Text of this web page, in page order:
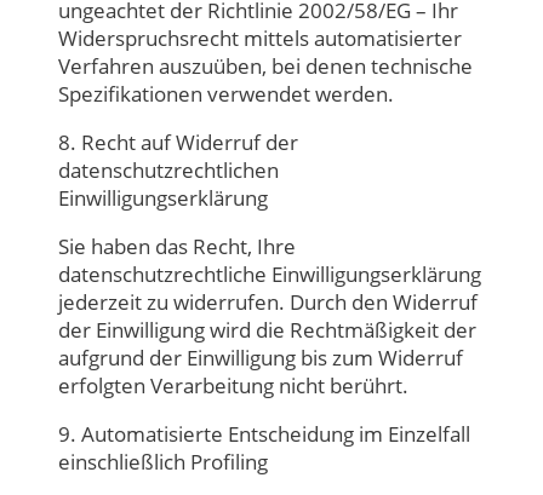
ungeachtet der Richtlinie 2002/58/EG – Ihr
Widerspruchsrecht mittels automatisierter
Verfahren auszuüben, bei denen technische
Spezifikationen verwendet werden.
8. Recht auf Widerruf der
datenschutzrechtlichen
Einwilligungserklärung
Sie haben das Recht, Ihre
datenschutzrechtliche Einwilligungserklärung
jederzeit zu widerrufen. Durch den Widerruf
der Einwilligung wird die Rechtmäßigkeit der
aufgrund der Einwilligung bis zum Widerruf
erfolgten Verarbeitung nicht berührt.
9. Automatisierte Entscheidung im Einzelfall
einschließlich Profiling